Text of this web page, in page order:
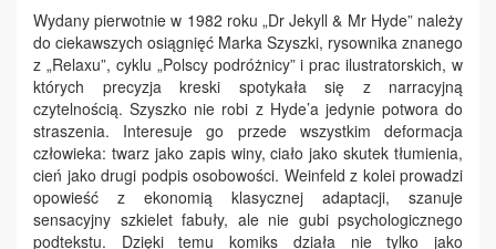
Wydany pierwotnie w 1982 roku „Dr Jekyll & Mr Hyde” należy
do ciekawszych osiągnięć Marka Szyszki, rysownika znanego
z „Relaxu”, cyklu „Polscy podróżnicy” i prac ilustratorskich, w
których precyzja kreski spotykała się z narracyjną
czytelnością. Szyszko nie robi z Hyde’a jedynie potwora do
straszenia. Interesuje go przede wszystkim deformacja
człowieka: twarz jako zapis winy, ciało jako skutek tłumienia,
cień jako drugi podpis osobowości. Weinfeld z kolei prowadzi
opowieść z ekonomią klasycznej adaptacji, szanuje
sensacyjny szkielet fabuły, ale nie gubi psychologicznego
podtekstu. Dzięki temu komiks działa nie tylko jako